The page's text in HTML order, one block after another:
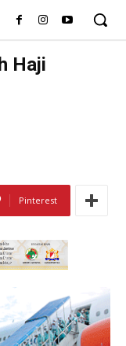
Haji
Pinterest